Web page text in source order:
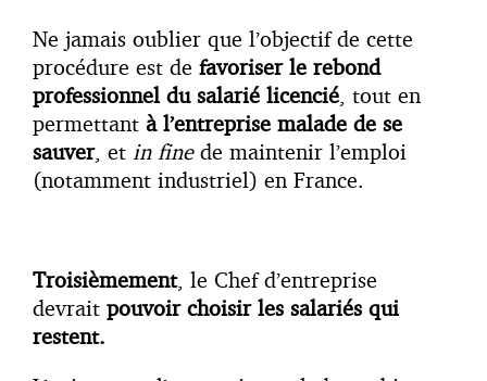
Ne jamais oublier que l’objectif de cette
procédure est de favoriser le rebond
professionnel du salarié licencié, tout en
permettant à l’entreprise malade de se
sauver, et in finede maintenir l’emploi
(notamment industriel) en France.
Troisièmement, le Chef d’entreprise
devrait pouvoir choisir les salariés qui
restent.